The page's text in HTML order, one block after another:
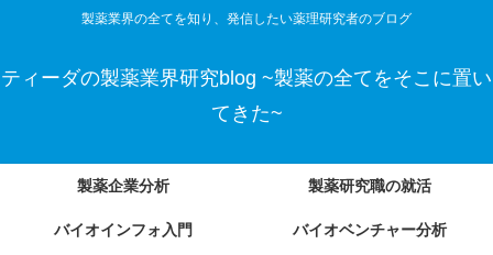
製薬業界の全てを知り、発信したい薬理研究者のブログ
ティーダの製薬業界研究blog ~製薬の全てをそこに置い
てきた~
製薬企業分析 製薬研究職の就活
バイオインフォ入門 バイオベンチャー分析